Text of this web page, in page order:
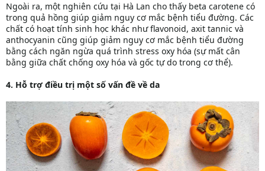
Ngoài ra, một nghiên cứu tại Hà Lan cho thấy beta carotene có
trong quả hồng giúp giảm nguy cơ mắc bệnh tiểu đường. Các
chất có hoạt tính sinh học khác như flavonoid, axit tannic và
anthocyanin cũng giúp giảm nguy cơ mắc bệnh tiểu đường
bằng cách ngăn ngừa quá trình stress oxy hóa (sự mất cân
bằng giữa chất chống oxy hóa và gốc tự do trong cơ thể).
4. Hỗ trợ điều trị một số vấn đề về da